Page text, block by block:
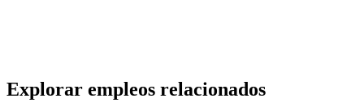
Explorar empleos relacionados